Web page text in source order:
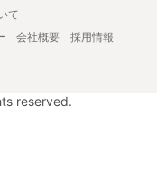
て
会社概要
採用情報
reserved.